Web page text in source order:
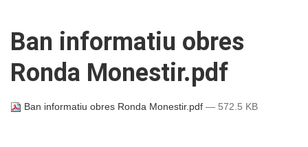
Ban informatiu obres
Ronda Monestir.pdf
Ban informatiu obres Ronda Monestir.pdf — 572.5 KB